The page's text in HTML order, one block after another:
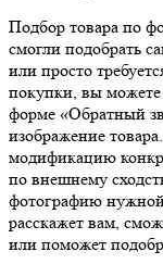
Подбор товара по
смогли подобрать
или просто
покупки, вы можете
форме «Обратный
изображение
модификацию
по внешнему
фотографию
расскажет вам,
или поможет